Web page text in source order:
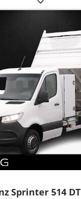
, Godina
čestica,
jedinica,
zaključavanje,
Sprinter 514 DT